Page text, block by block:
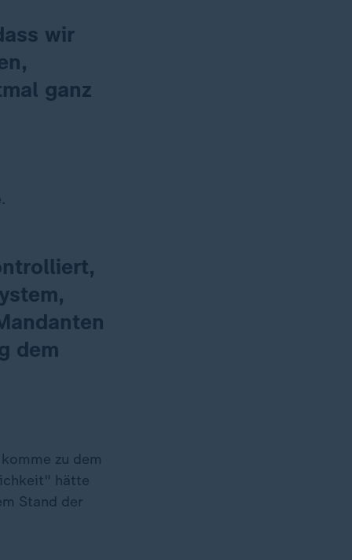
wir
ganz
dem
zu dem
hätte
Stand der